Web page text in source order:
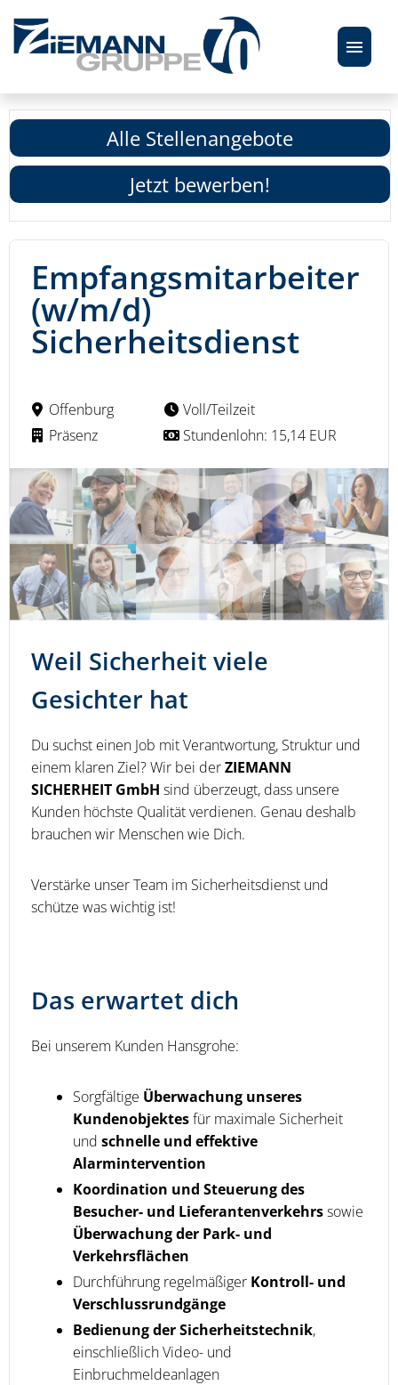
STELLENANGEBOTE
ÜBER UNS
Alle Stellenangebote
Jetzt bewerben!
Empfangsmitarbeiter
(w/m/d)
Sicherheitsdienst
Offenburg
Präsenz
Voll/Teilzeit
Stundenlohn: 15,14 EUR
Weil Sicherheit viele
Gesichter hat
Du suchst einen Job mit Verantwortung, Struktur und
einem klaren Ziel? Wir bei derZIEMANN
SICHERHEIT GmbH sind überzeugt, dass unsere
Kunden höchste Qualität verdienen. Genau deshalb
brauchen wir Menschen wie Dich.
Verstärke unser Team im Sicherheitsdienst und
schütze was wichtig ist!
Das erwartet dich
Bei unserem Kunden Hansgrohe:
Sorgfältige Überwachung unseres
Kundenobjektesfür maximale Sicherheit
und schnelle und effektive
Alarmintervention
Koordination und Steuerung des
Besucher- und Lieferantenverkehrssowie
Überwachung der Park- und
Verkehrsflächen
Durchführung regelmäßiger Kontroll- und
Verschlussrundgänge
Bedienung der Sicherheitstechnik,
einschließlich Video- und
Einbruchmeldeanlagen